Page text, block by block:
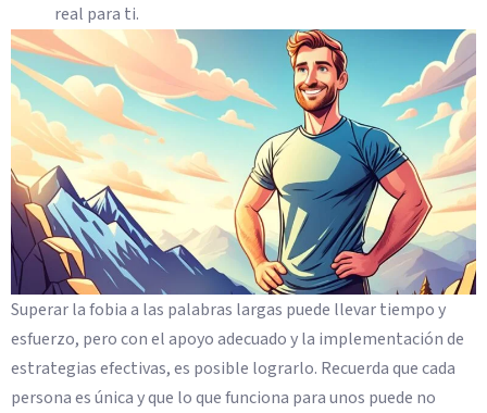
real para ti.
Superar la fobia a las palabras largas puede llevar tiempo y
esfuerzo, pero con el apoyo adecuado y la implementación de
estrategias efectivas, es posible lograrlo. Recuerda que cada
persona es única y que lo que funciona para unos puede no